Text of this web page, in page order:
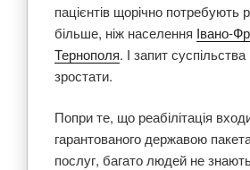
пацієнтів щорічно потребують
більше, ніж населення Івано-
Тернополя. І запит
зростати.
Попри те, що реабілітація
гарантованого державою
послуг, багато людей не